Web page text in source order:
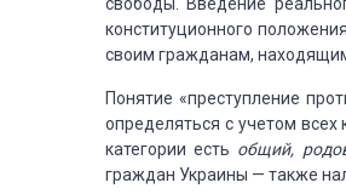
конституционного
своим гражданам,
Понятие «преступление
определяться с учетом всех
категории есть общий,
граждан Украины — также